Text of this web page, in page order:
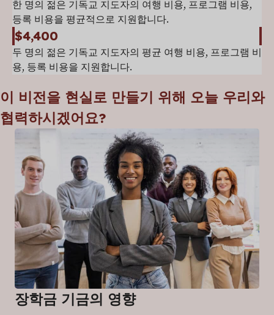
한 명의 젊은 기독교 지도자의 여행 비용, 프로그램 비용,
등록 비용을 평균적으로 지원합니다.
$4,400
두 명의 젊은 기독교 지도자의 평균 여행 비용, 프로그램 비
용, 등록 비용을 지원합니다.
이 비전을 현실로 만들기 위해 오늘 우리와
협력하시겠어요?
장학금 기금의 영향